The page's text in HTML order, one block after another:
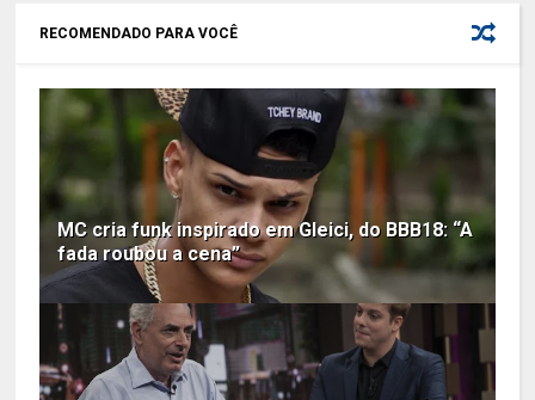
RECOMENDADO PARA VOCÊ
MC cria funk inspirado em Gleici, do BBB18: “A
fada roubou a cena”